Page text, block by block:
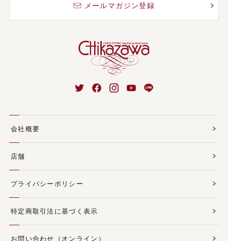
メールマガジン登録
会社概要
店舗
プライバシーポリシー
特定商取引法に基づく表示
お問い合わせ（オンライン）